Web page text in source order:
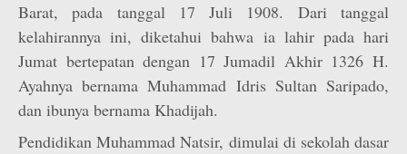
Barat, pada tanggal 17 Juli 1908. Dari tanggal
kelahirannya ini, diketahui bahwa ia lahir pada hari
Jumat bertepatan dengan 17 Jumadil Akhir 1326 H.
Ayahnya bernama Muhammad Idris Sultan Saripado,
dan ibunya bernama Khadijah.
Pendidikan Muhammad Natsir, dimulai di sekolah dasar